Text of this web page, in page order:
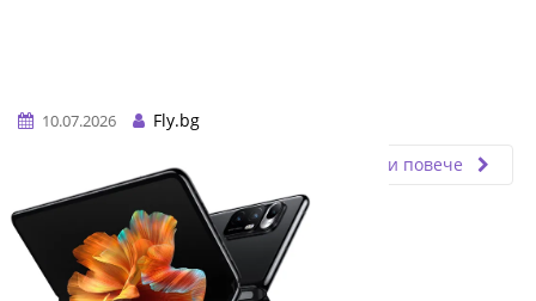
10.07.2026
Fly.bg
Прочети повече